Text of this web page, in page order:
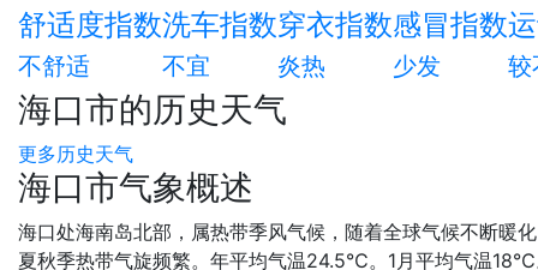
舒适度指数
不舒适
洗车指数
不宜
穿衣指数
炎热
感冒指数
少发 较
海口市的历史天气
更多历史天气
海口市气象概述
海口处海南岛北部，属热带季风气候，随着全球气候不断暖
夏秋季热带气旋频繁。年平均气温24.5℃。1月平均气温